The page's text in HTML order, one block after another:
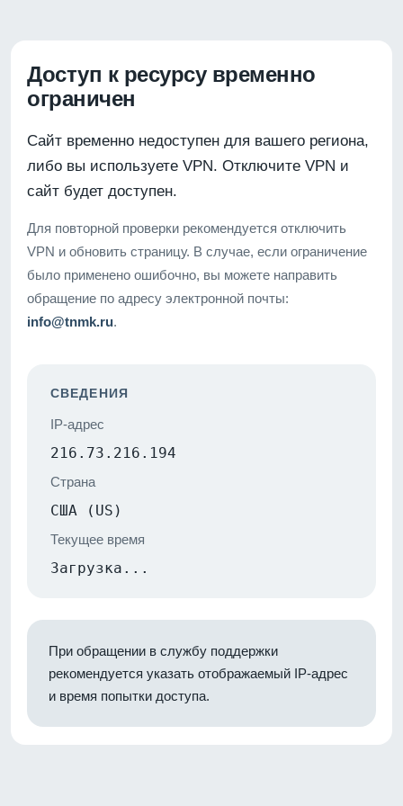
Доступ к ресурсу временно
ограничен
Сайт временно недоступен для вашего региона,
либо вы используете VPN. Отключите VPN и
сайт будет доступен.
Для повторной проверки рекомендуется отключить
VPN и обновить страницу. В случае, если ограничение
было применено ошибочно, вы можете направить
обращение по адресу электронной почты:
info@tnmk.ru.
СВЕДЕНИЯ
IP-адрес
216.73.216.194
Страна
США (US)
Текущее время
Загрузка...
При обращении в службу поддержки
рекомендуется указать отображаемый IP-адрес
и время попытки доступа.